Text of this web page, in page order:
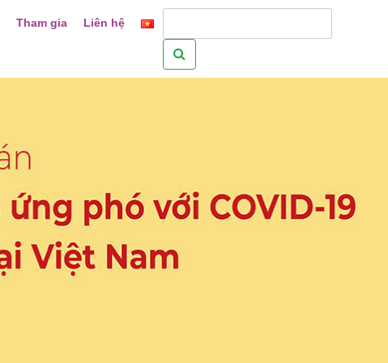
Tham gia Liên hệ